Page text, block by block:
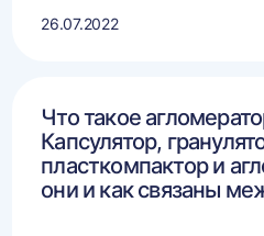
26.07.2022
Что такое
Капсулятор,
пласткомпактор и
они и как связаны